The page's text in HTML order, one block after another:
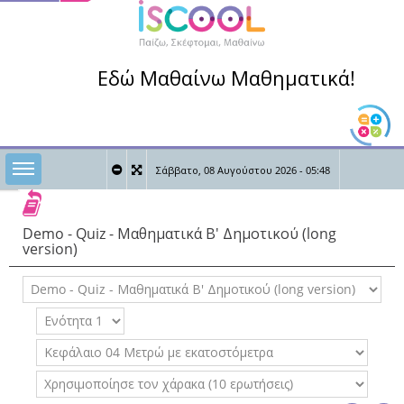
Εδώ Μαθαίνω Μαθηματικά!
Toggle sidebar
Σάββατο, 08 Αυγούστου 2026 - 05:48
Demo - Quiz - Μαθηματικά Β' Δημοτικού (long
version)